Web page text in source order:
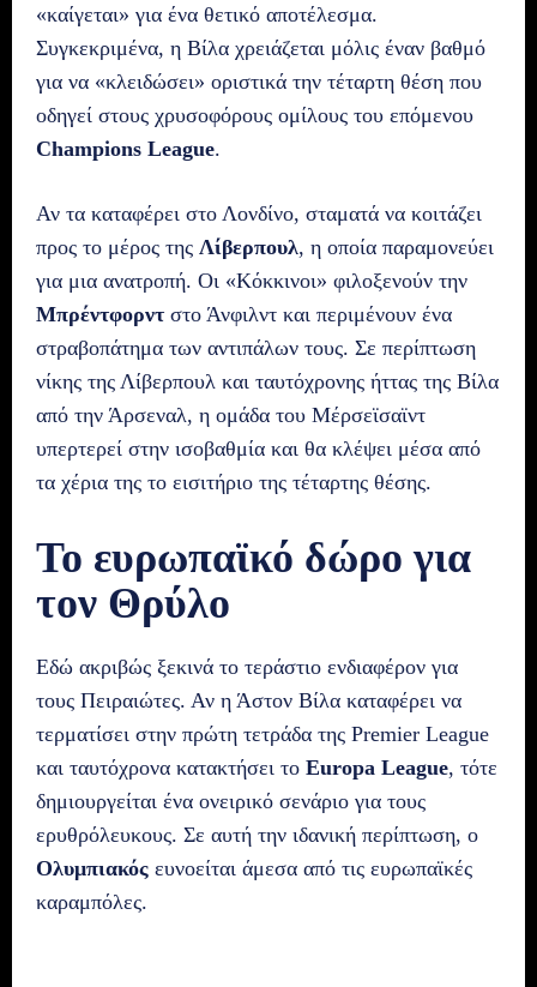
«καίγεται» για ένα θετικό αποτέλεσμα.
Συγκεκριμένα, η Βίλα χρειάζεται μόλις έναν βαθμό
για να «κλειδώσει» οριστικά την τέταρτη θέση που
οδηγεί στους χρυσοφόρους ομίλους του επόμενου
Champions League.
Αν τα καταφέρει στο Λονδίνο, σταματά να κοιτάζει
προς το μέρος της Λίβερπουλ, η οποία παραμονεύει
για μια ανατροπή. Οι «Κόκκινοι» φιλοξενούν την
Μπρέντφορντ στο Άνφιλντ και περιμένουν ένα
στραβοπάτημα των αντιπάλων τους. Σε περίπτωση
νίκης της Λίβερπουλ και ταυτόχρονης ήττας της Βίλα
από την Άρσεναλ, η ομάδα του Μέρσεϊσαϊντ
υπερτερεί στην ισοβαθμία και θα κλέψει μέσα από
τα χέρια της το εισιτήριο της τέταρτης θέσης.
Το ευρωπαϊκό δώρο για
τον Θρύλο
Εδώ ακριβώς ξεκινά το τεράστιο ενδιαφέρον για
τους Πειραιώτες. Αν η Άστον Βίλα καταφέρει να
τερματίσει στην πρώτη τετράδα της Premier League
και ταυτόχρονα κατακτήσει το Europa League, τότε
δημιουργείται ένα ονειρικό σενάριο για τους
ερυθρόλευκους. Σε αυτή την ιδανική περίπτωση, ο
Ολυμπιακός ευνοείται άμεσα από τις ευρωπαϊκές
καραμπόλες.